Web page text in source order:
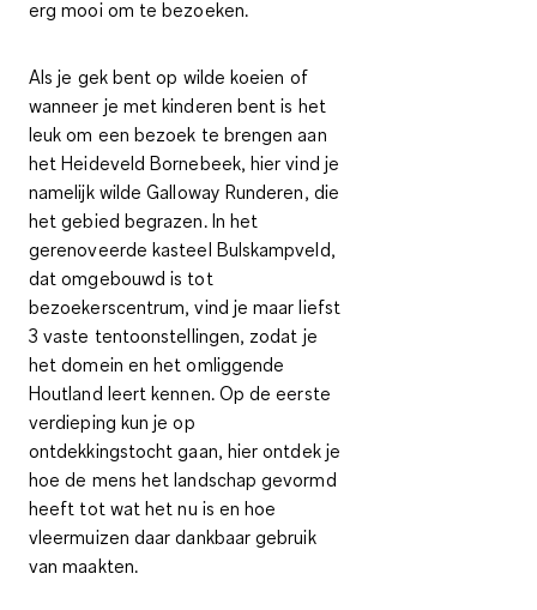
erg mooi om te bezoeken.
Als je gek bent op wilde koeien of
wanneer je met kinderen bent is het
leuk om een bezoek te brengen aan
het Heideveld Bornebeek, hier vind je
namelijk wilde Galloway Runderen, die
het gebied begrazen. In het
gerenoveerde kasteel Bulskampveld,
dat omgebouwd is tot
bezoekerscentrum, vind je maar liefst
3 vaste tentoonstellingen, zodat je
het domein en het omliggende
Houtland leert kennen. Op de eerste
verdieping kun je op
ontdekkingstocht gaan, hier ontdek je
hoe de mens het landschap gevormd
heeft tot wat het nu is en hoe
vleermuizen daar dankbaar gebruik
van maakten.